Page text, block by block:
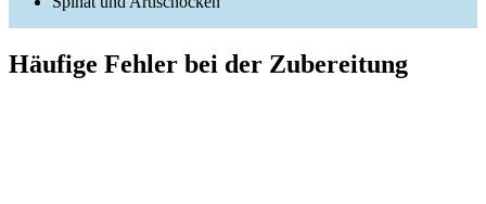
Häufige Fehler bei der Zubereitung